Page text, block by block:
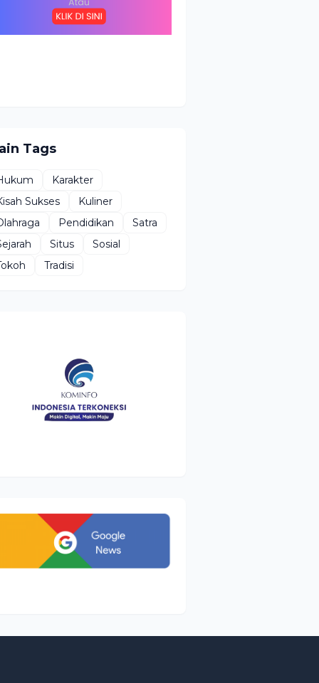
Tags
Karakter
Sukses
Kuliner
Pendidikan
Satra
Situs
Sosial
Tradisi